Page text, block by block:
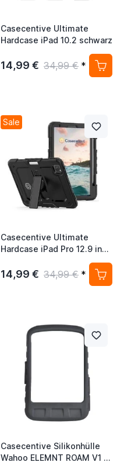
Casecentive Ultimate
Hardcase iPad 10.2 schwarz
14,99 € 34,99 € *
Sale
Casecentive Ultimate
Hardcase iPad Pro 12.9 inch
14,99 € 34,99 € *
Casecentive Silikonhülle
Wahoo ELEMNT ROAM V1 /